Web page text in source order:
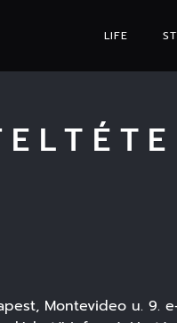
LIFE
Montevideo u. 9.